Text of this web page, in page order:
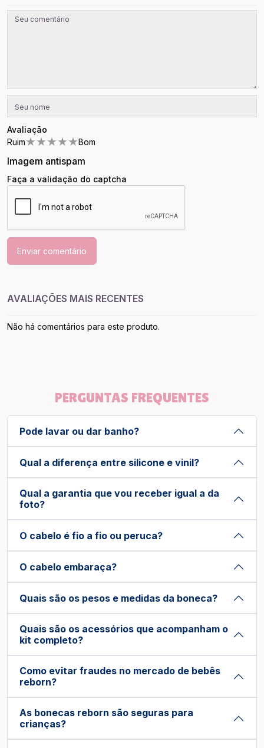
Avaliação
Ruim★★★★★Bom
Imagem antispam
Faça a validação do captcha
Enviar comentário
AVALIAÇÕES MAIS RECENTES
Não há comentários para este produto.
PERGUNTAS FREQUENTES
Pode lavar ou dar banho?
Qual a diferença entre silicone e vinil?
Qual a garantia que vou receber igual a da
foto?
O cabelo é fio a fio ou peruca?
O cabelo embaraça?
Quais são os pesos e medidas da boneca?
Quais são os acessórios que acompanham o
kit completo?
Como evitar fraudes no mercado de bebês
reborn?
As bonecas reborn são seguras para
crianças?